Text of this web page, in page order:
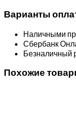
Варианты
Наличными
Сбербанк
Безналичный
Похожие